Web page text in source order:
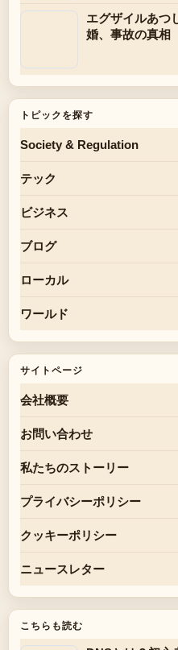
エグザイルあつ
婚、事故の真相
トピックを探す
Society & Regulation
テック
ビジネス
ブログ
ローカル
ワールド
サイトページ
会社概要
お問い合わせ
私たちのストーリー
プライバシーポリシー
クッキーポリシー
ニュースレター
こちらも読む